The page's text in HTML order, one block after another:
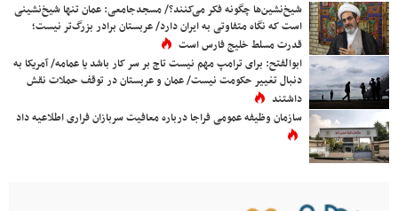
شیخ‌نشین‌ها چگونه فکر می‌کنند؟/ مسجدجامعی: عمان تنها شیخ‌نشینی
است که نگاه متفاوتی به ایران دارد/ عربستان برادر بزرگ‌تر نیست؛
قدرت مسلط خلیج فارس است
ابوالفتح: برای ترامپ مهم نیست تاج بر سر کار باشد یا عمامه/ آمریکا به
دنبال تغییر حکومت نیست/ عمان و عربستان در توقف حملات نقش
داشتند
سازمان وظیفه عمومی فراجا درباره معافیت سربازان فراری اطلاعیه داد